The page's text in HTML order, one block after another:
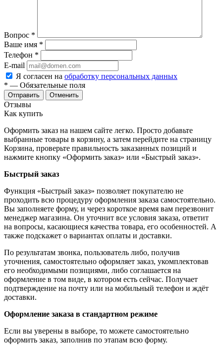
Вопрос *
Ваше имя *
Телефон *
E-mail
Я согласен на обработку персональных данных
* — Обязательные поля
Отменить
Отзывы
Как купить
Оформить заказ на нашем сайте легко. Просто добавьте
выбранные товары в корзину, а затем перейдите на страницу
Корзина, проверьте правильность заказанных позиций и
нажмите кнопку «Оформить заказ» или «Быстрый заказ».
Быстрый заказ
Функция «Быстрый заказ» позволяет покупателю не
проходить всю процедуру оформления заказа самостоятельно.
Вы заполняете форму, и через короткое время вам перезвонит
менеджер магазина. Он уточнит все условия заказа, ответит
на вопросы, касающиеся качества товара, его особенностей. А
также подскажет о вариантах оплаты и доставки.
По результатам звонка, пользователь либо, получив
уточнения, самостоятельно оформляет заказ, укомплектовав
его необходимыми позициями, либо соглашается на
оформление в том виде, в котором есть сейчас. Получает
подтверждение на почту или на мобильный телефон и ждёт
доставки.
Оформление заказа в стандартном режиме
Если вы уверены в выборе, то можете самостоятельно
оформить заказ, заполнив по этапам всю форму.